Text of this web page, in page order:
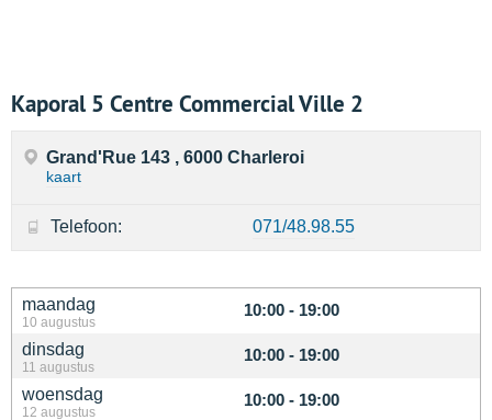
Kaporal 5 Centre Commercial Ville 2
maandag
10 augustus
10:00 - 19:00
dinsdag
11 augustus
10:00 - 19:00
woensdag
12 augustus
10:00 - 19:00
Grand'Rue 143 , 6000 Charleroi
kaart
Telefoon: 071/48.98.55